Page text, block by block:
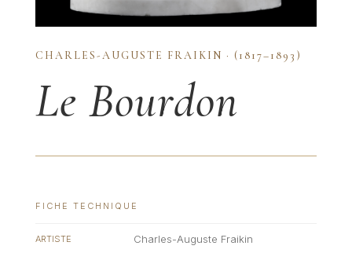
CHARLES-AUGUSTE FRAIKIN · (1817–1893)
Le Bourdon
FICHE TECHNIQUE
ARTISTE Charles-Auguste Fraikin